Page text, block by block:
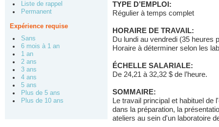
Liste de rappel
Permanent
Expérience requise
Sans
6 mois à 1 an
1 an
2 ans
3 ans
4 ans
5 ans
Plus de 5 ans
Plus de 10 ans
TYPE D’EMPLOI:
Régulier à temps complet
HORAIRE DE TRAVAIL:
Du lundi au vendredi (35 heures
Horaire à déterminer selon les
ÉCHELLE SALARIALE:
De 24,21 à 32,32 $ de l’heure.
SOMMAIRE:
Le travail principal et habituel
dans la préparation, la
ateliers au sein d'un laboratoire